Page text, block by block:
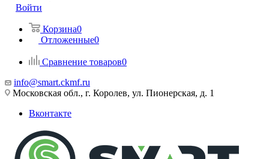
Войти
Корзина0
Отложенные0
Сравнение товаров0
info@smart.ckmf.ru
Московская обл., г. Королев, ул. Пионерская, д. 1
Вконтакте